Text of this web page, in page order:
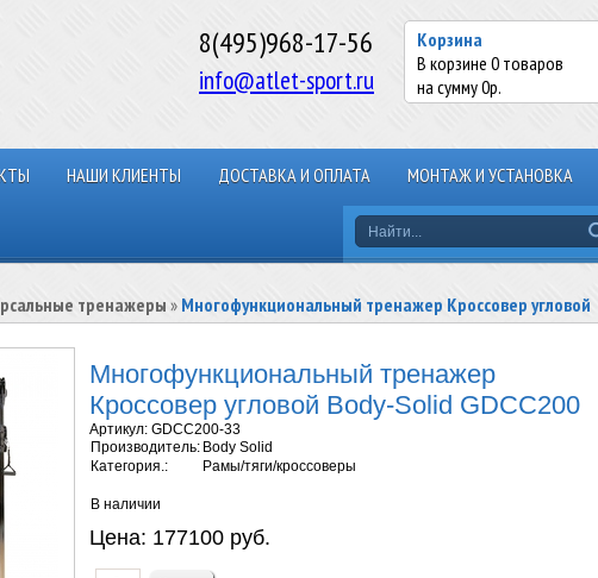
Корзина
В корзине 0 товаров
на сумму0р.
8(495)968-17-56
info@atlet-sport.ru
НАШИ КЛИЕНТЫ ДОСТАВКА И ОПЛАТА МОНТАЖ И УСТАНОВКА
тренажеры » Многофункциональный тренажер Кроссовер угловой
Многофункциональный тренажер
Кроссовер угловой Body-Solid GDCC200
Артикул: GDCC200-33
Производитель: Body Solid
Категория.:
Рамы/тяги/кроссоверы
В наличии
Цена: 177100 руб.